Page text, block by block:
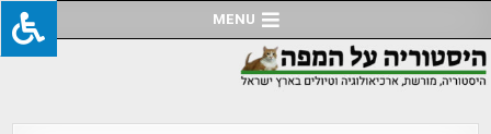
to
content
MENU